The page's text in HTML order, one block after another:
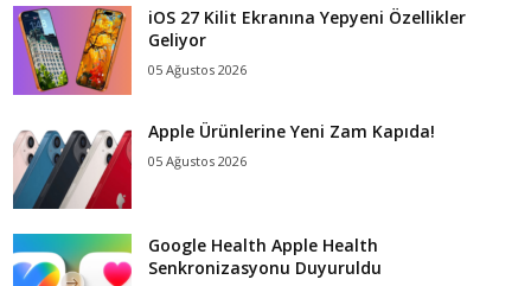
iOS 27 Kilit Ekranına Yepyeni Özellikler
Geliyor
05 Ağustos 2026
Apple Ürünlerine Yeni Zam Kapıda!
05 Ağustos 2026
Google Health Apple Health
Senkronizasyonu Duyuruldu